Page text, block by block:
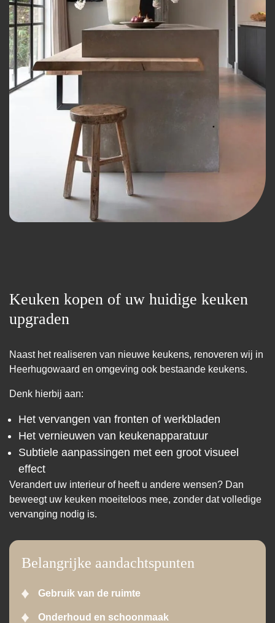
Keuken kopen of uw huidige keuken
upgraden
Naast het realiseren van nieuwe keukens, renoveren wij in
Heerhugowaard en omgeving ook bestaande keukens.
Denk hierbij aan:
Het vervangen van fronten of werkbladen
Het vernieuwen van keukenapparatuur
Subtiele aanpassingen met een groot visueel
effect
Verandert uw interieur of heeft u andere wensen? Dan
beweegt uw keuken moeiteloos mee, zonder dat volledige
vervanging nodig is.
Belangrijke aandachtspunten
Gebruik van de ruimte
Onderhoud en schoonmaak